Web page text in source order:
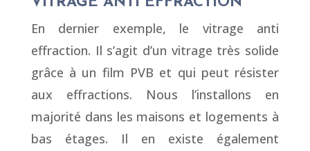
En dernier exemple, le vitrage anti
effraction. Il s’agit d’un vitrage très solide
grâce à un film PVB et qui peut résister
aux effractions. Nous l’installons en
majorité dans les maisons et logements à
bas étages. Il en existe également